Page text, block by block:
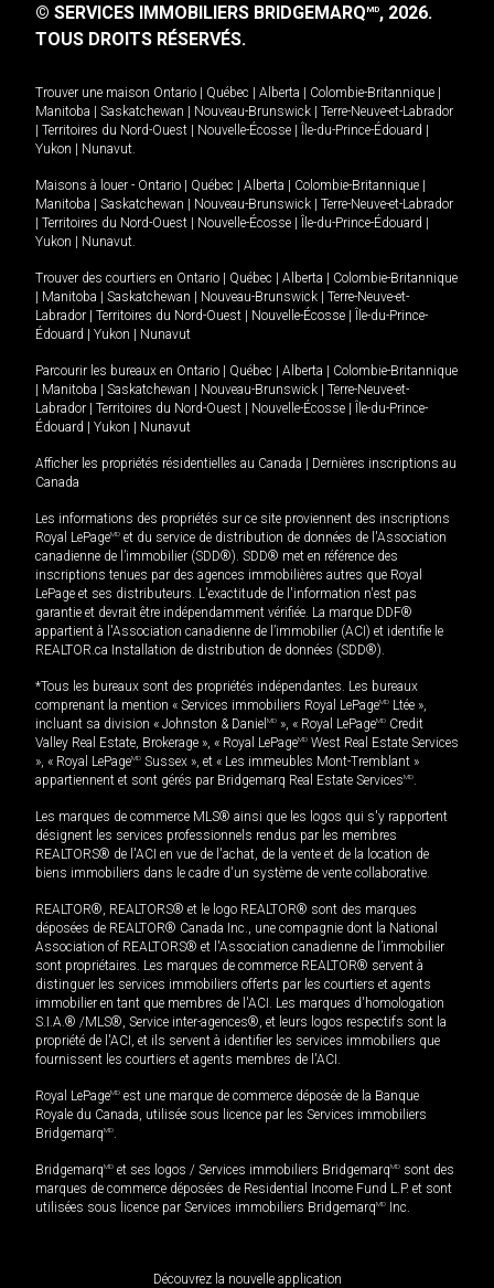
© SERVICES IMMOBILIERS BRIDGEMARQMD, 2026.
TOUS DROITS RÉSERVÉS.
Trouver une maison Ontario Québec Alberta Colombie-Britannique
Manitoba
Saskatchewan Nouveau-Brunswick
Terre-Neuve-et-Labrador
Territoires du Nord-Ouest Nouvelle-Écosse Île-du-Prince-Édouard
Yukon
Nunavut.
Maisons à louer - Ontario Québec Alberta Colombie-Britannique
Manitoba
Saskatchewan Nouveau-Brunswick
Terre-Neuve-et-Labrador
Territoires du Nord-Ouest Nouvelle-Écosse Île-du-Prince-Édouard
Yukon
Nunavut.
Trouver des courtiers en Ontario Québec Alberta
Colombie-Britannique
Manitoba Saskatchewan Nouveau-Brunswick
Terre-Neuve-et-
Labrador
Territoires du Nord-Ouest Nouvelle-Écosse
Île-du-Prince-
Édouard
Yukon Nunavut
Parcourir les bureaux en Ontario Québec Alberta
Colombie-Britannique
Manitoba Saskatchewan Nouveau-Brunswick
Terre-Neuve-et-
Labrador
Territoires du Nord-Ouest Nouvelle-Écosse
Île-du-Prince-
Édouard
Yukon Nunavut
Afficher les propriétés résidentielles au Canada
Dernières inscriptions au
Canada
Les informations des propriétés sur ce site proviennent des inscriptions
Royal LePageMD et du service de distribution de données de l'Association
canadienne de l’immobilier (SDD®). SDD® met en référence des
inscriptions tenues par des agences immobilières autres que Royal
LePage et ses distributeurs. L'exactitude de l'information n'est pas
garantie et devrait être indépendamment vérifiée. La marque DDF®
appartient à l'Association canadienne de l’immobilier (ACI) et identifie le
REALTOR.ca Installation de distribution de données (SDD®).
*Tous les bureaux sont des propriétés indépendantes. Les bureaux
comprenant la mention « Services immobiliers Royal LePageMD Ltée »,
incluant sa division « Johnston & Daniel MD », « Royal LePageMD Credit
Valley Real Estate, Brokerage », « Royal LePageMD West Real Estate Services
», « Royal LePageMD Sussex », et « Les immeubles Mont-Tremblant »
appartiennent et sont gérés par Bridgemarq Real Estate ServicesMD.
Les marques de commerce MLS® ainsi que les logos qui s'y rapportent
désignent les services professionnels rendus par les membres
REALTORS® de l'ACI en vue de l'achat, de la vente et de la location de
biens immobiliers dans le cadre d'un système de vente collaborative.
REALTOR®, REALTORS® et le logo REALTOR® sont des marques
déposées de REALTOR® Canada Inc., une compagnie dont la National
Association of REALTORS® et l'Association canadienne de l’immobilier
sont propriétaires. Les marques de commerce REALTOR® servent à
distinguer les services immobiliers offerts par les courtiers et agents
immobilier en tant que membres de l'ACI. Les marques d'homologation
S.I.A.® /MLS®, Service inter-agences®, et leurs logos respectifs sont la
propriété de l'ACI, et ils servent à identifier les services immobiliers que
fournissent les courtiers et agents membres de l'ACI.
Royal LePageMD est une marque de commerce déposée de la Banque
Royale du Canada, utilisée sous licence par les Services immobiliers
BridgemarqMD.
BridgemarqMD et ses logos / Services immobiliers BridgemarqMD sont des
marques de commerce déposées de Residential Income Fund L.P. et sont
utilisées sous licence par Services immobiliers BridgemarqMD Inc.
Découvrez la nouvelle application